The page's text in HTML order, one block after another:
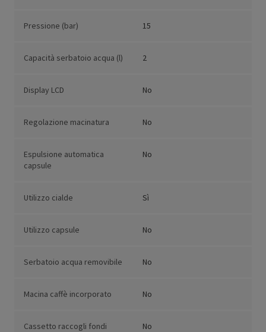
Pressione (bar) 15
Capacità serbatoio acqua (l) 2
Display LCD No
Regolazione macinatura No
Espulsione automatica
capsule
No
Utilizzo cialde Sì
Utilizzo capsule No
Serbatoio acqua removibile No
Macina caffè incorporato No
Cassetto raccogli fondi No